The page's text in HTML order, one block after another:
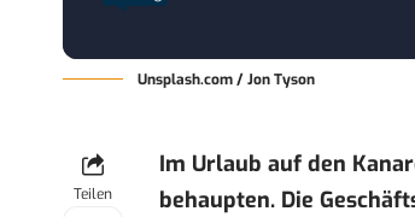
Unsplash.com / Jon Tyson
Teilen
Im Urlaub auf den
behaupten. Die